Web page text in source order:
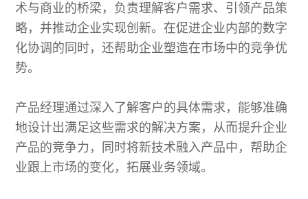
术与商业的桥梁，负责理解客户需求、引领产品策
略，并推动企业实现创新。在促进企业内部的数字
化协调的同时，还帮助企业塑造在市场中的竞争优
势。
产品经理通过深入了解客户的具体需求，能够准确
地设计出满足这些需求的解决方案，从而提升企业
产品的竞争力，同时将新技术融入产品中，帮助企
业跟上市场的变化，拓展业务领域。